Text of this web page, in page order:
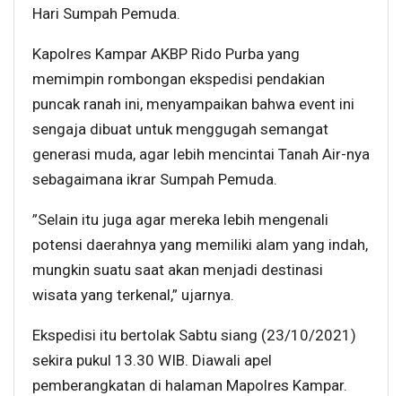
Hari Sumpah Pemuda.
Kapolres Kampar AKBP Rido Purba yang
memimpin rombongan ekspedisi pendakian
puncak ranah ini, menyampaikan bahwa event ini
sengaja dibuat untuk menggugah semangat
generasi muda, agar lebih mencintai Tanah Air-nya
sebagaimana ikrar Sumpah Pemuda.
”Selain itu juga agar mereka lebih mengenali
potensi daerahnya yang memiliki alam yang indah,
mungkin suatu saat akan menjadi destinasi
wisata yang terkenal,” ujarnya.
Ekspedisi itu bertolak Sabtu siang (23/10/2021)
sekira pukul 13.30 WIB. Diawali apel
pemberangkatan di halaman Mapolres Kampar.